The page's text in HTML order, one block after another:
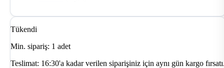
Tükendi
Min. sipariş: 1 adet
Teslimat: 16:30'a kadar verilen siparişiniz için aynı gün kargo